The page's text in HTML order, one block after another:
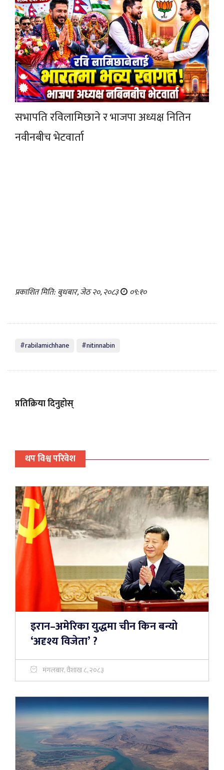
सभापति रविलामिछाने र भाजपा अध्यक्ष नितिन
नवीनबीच भेटवार्ता
प्रकाशित मिति: बुधबार, जेठ २०, २०८३ ०९:१०
#rabilamichhane #nitinnabin
प्रतिक्रिया दिनुहोस्
थप विश्व परिवेश
इरान–अमेरिका युद्धमा चीन किन बन्यो
‘अदृश्य विजेता’ ?
मंगलबार, वैशाख ८, २०८३